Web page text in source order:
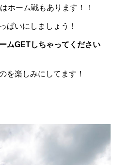
ホーム戦もあります！！
ぱいにしましょう！
ムGETしちゃってください
を楽しみにしてます！